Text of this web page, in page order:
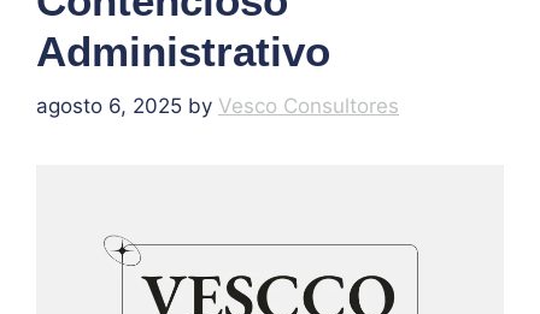
Administrativo
agosto 6, 2025 by Vesco Consultores